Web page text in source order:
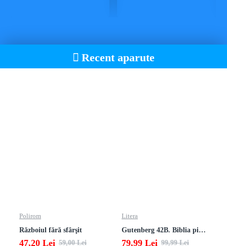
Recent aparute
Polirom
Războiul fără sfârşit
47,20 Lei 59,00 Lei
Litera
Gutenberg 42B. Biblia pierduta
79,99 Lei 99,99 Lei